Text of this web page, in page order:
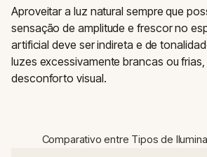
Aproveitar a luz natural sempre que
sensação de amplitude e frescor no
artificial deve ser indireta e de
luzes excessivamente brancas ou
desconforto visual.
Comparativo entre Tipos de